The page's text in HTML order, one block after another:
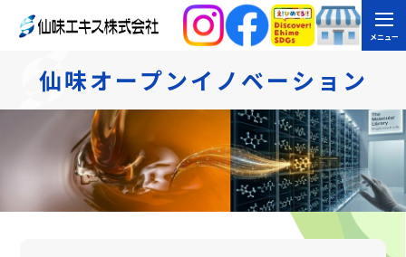
メニュー
仙味オープンイノベーション